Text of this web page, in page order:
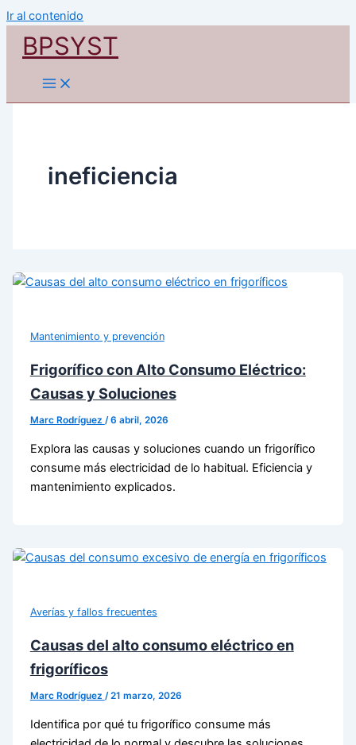
Ir al contenido
BPSYST
ineficiencia
Mantenimiento y prevención
Frigorífico con Alto Consumo Eléctrico:
Causas y Soluciones
Marc Rodríguez /6 abril, 2026
Explora las causas y soluciones cuando un frigorífico
consume más electricidad de lo habitual. Eficiencia y
mantenimiento explicados.
Averías y fallos frecuentes
Causas del alto consumo eléctrico en
frigoríficos
Marc Rodríguez /21 marzo, 2026
Identifica por qué tu frigorífico consume más